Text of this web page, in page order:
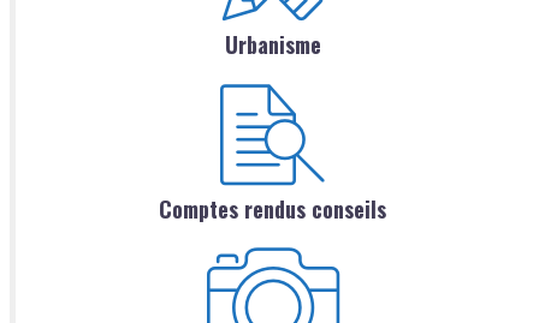
Urbanisme
Comptes rendus conseils